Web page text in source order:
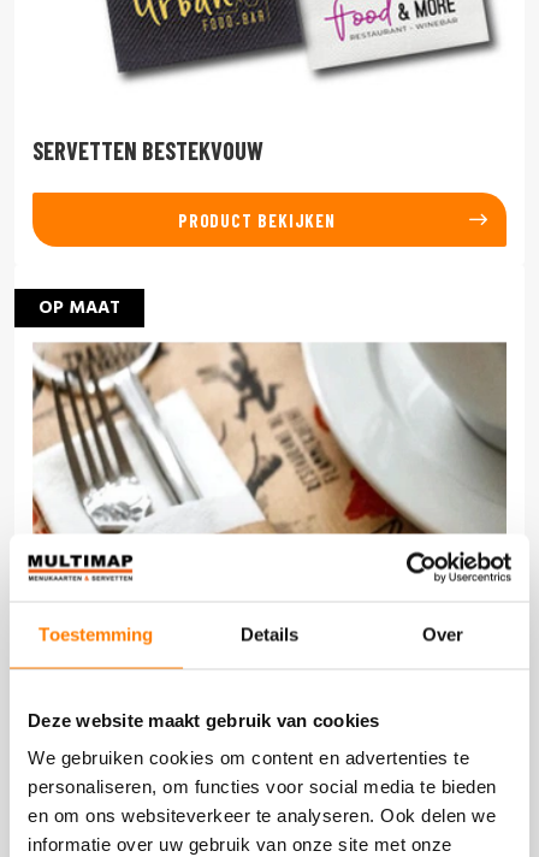
Toestemming Details Over
Deze website maakt gebruik van cookies
We gebruiken cookies om content en advertenties te
personaliseren, om functies voor social media te bieden
en om ons websiteverkeer te analyseren. Ook delen we
informatie over uw gebruik van onze site met onze
SERVETTEN BESTEKVOUW
PRODUCT BEKIJKEN
OP MAAT